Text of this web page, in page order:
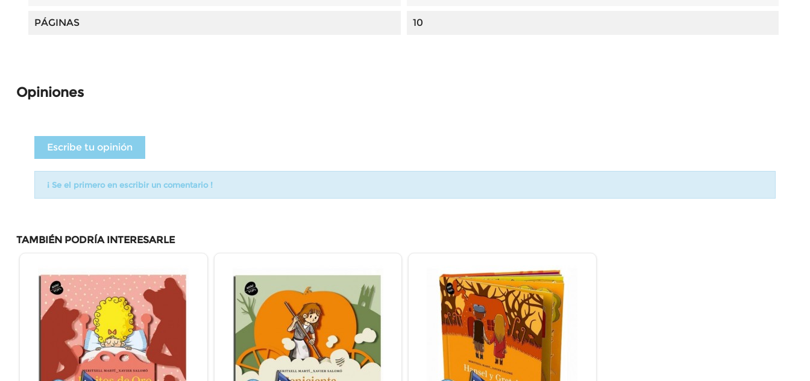
PÁGINAS 10
Opiniones
Escribe tu opinión
¡ Se el primero en escribir un comentario !
TAMBIÉN PODRÍA INTERESARLE